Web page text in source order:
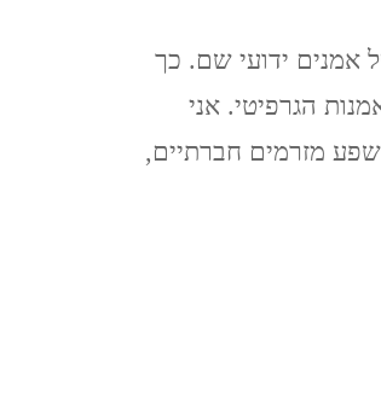
אמנים ידועי שם. כך
הגרפיטי. אני
מזרמים חברתיים,